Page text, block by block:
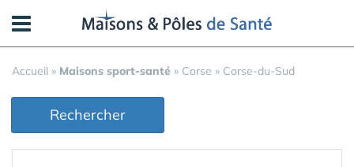
Accueil » Maisons sport-santé » Corse » Corse-du-Sud
Rechercher
Panneau de gestion des cookies